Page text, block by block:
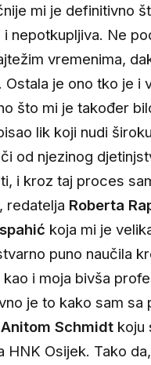
mi je definitivno
nepotkupljiva. Ne
vremenima,
Ostala je ono tko je i
što mi je također
lik koji nudi
od njezinog
i kroz taj proces
redatelja Roberta
koja mi je
puno naučila
i moja bivša
je to kako sam sa
Anitom Schmidt koju
HNK Osijek. Tako